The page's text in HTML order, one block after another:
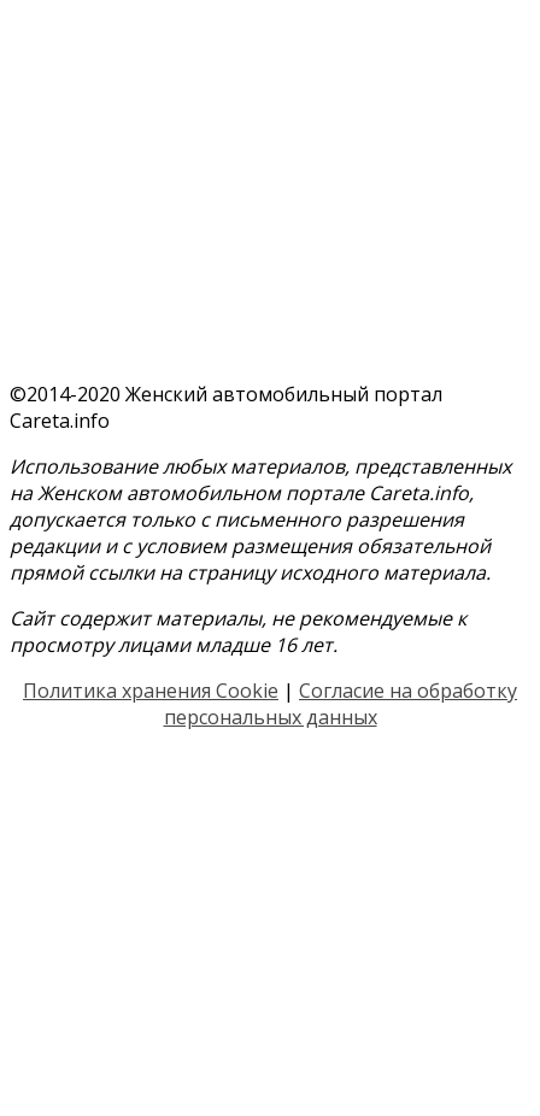
©2014-2020 Женский автомобильный портал
Careta.info
Использование любых материалов, представленных
на Женском автомобильном портале Careta.info,
допускается только с письменного разрешения
редакции и с условием размещения обязательной
прямой ссылки на страницу исходного материала.
Сайт содержит материалы, не рекомендуемые к
просмотру лицами младше 16 лет.
Политика хранения Cookie | Согласие на обработку
персональных данных